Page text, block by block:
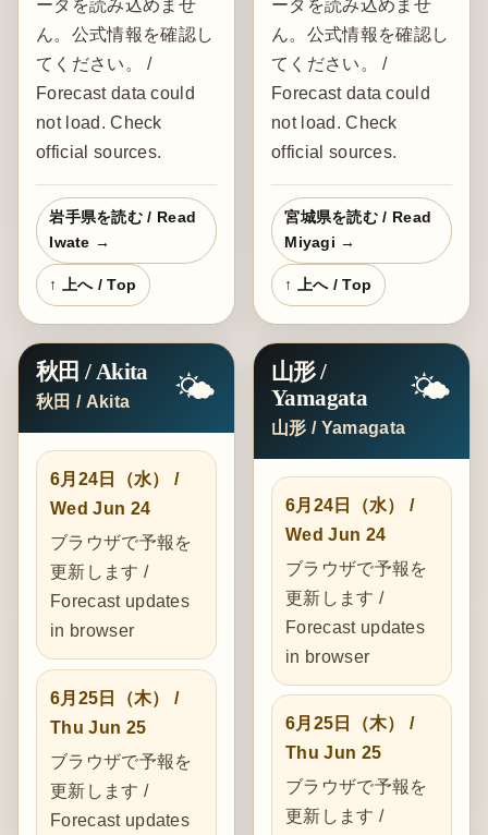
ータを読み込めませ
ん。公式情報を確認し
てください。 /
Forecast data could
not load. Check
official sources.
岩手県を読む / Read
Iwate →
↑ 上へ / Top
ータを読み込めませ
ん。公式情報を確認し
てください。 /
Forecast data could
not load. Check
official sources.
宮城県を読む / Read
Miyagi →
↑ 上へ / Top
秋田 / Akita
秋田 / Akita 🌤️
6月24日（水） /
Wed Jun 24
ブラウザで予報を
更新します /
Forecast updates
in browser
6月25日（木） /
Thu Jun 25
ブラウザで予報を
更新します /
Forecast updates
山形 /
Yamagata
山形 / Yamagata
🌤️
6月24日（水） /
Wed Jun 24
ブラウザで予報を
更新します /
Forecast updates
in browser
6月25日（木） /
Thu Jun 25
ブラウザで予報を
更新します /